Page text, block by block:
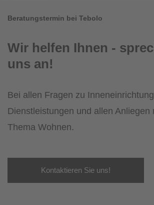
Beratungstermin bei Tebolo
Wir helfen Ihnen -
uns an!
Bei allen Fragen zu
Dienstleistungen und allen Anliegen
Thema Wohnen.
Kontaktieren Sie uns!